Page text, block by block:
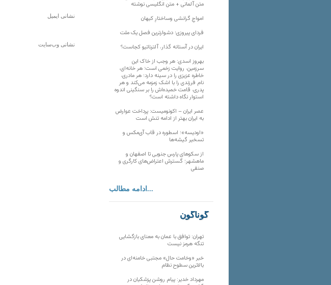
متن آلمانی + متن انگلیسی نوشته
‌امواجِ گرانشی وساختارِ کیهان
فردای پیروزی؛ دشوارترین فصل یک ملت
ایران در آستانه گذار، آلترناتیو کجاست؟
بهروز اسدی: هر وجب از خاک‌ این
سرزمین، روایت زخمی است؛ هر خانه‌ای،
خاطره عزیزی را در سینه دارد؛ هر مادری،
نام فرزندی را با اشک زمزمه می‌کند و هر
پدری، قامت خمیده‌اش را بر سنگینی اندوه
استوار نگاه داشته است؟
عصر ایران – اکونومیست: پرداخت عوارض
به ایران بهتر از ادامه تنش است
«اودیسه»؛ اسطوره در قاب آی‌مکس و
تسخیر گیشه‌ها
از سکوهای پارس جنوبی تا اصفهان و
ماهشهر؛ گسترش اعتراض‌های کارگری و
صنفی
ادامه مطالب...
گوناگون
تهران: توافق با عمان به معنای بازگشایی
تنگه هرمز نیست
خبر «وخامت حال» مجتبی خامنه‌ای در
بالاترین سطوح نظام
مهرداد خدیر: پیام روشن پزشکیان در